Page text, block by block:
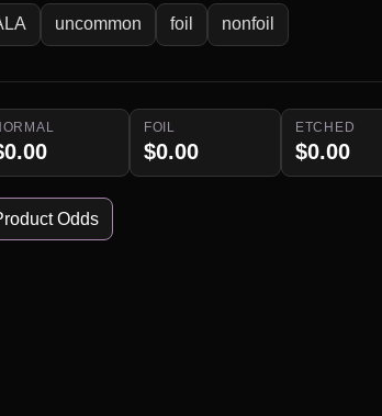
uncommon foil nonfoil
FOIL
$0.00
ETCHED
$0.00
Odds